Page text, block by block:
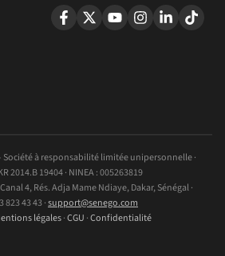
à responsabilité limitée unipersonnelle ·
2014.B 19404 · NINEA : 005263819
4, Rés. Adja Mame Ndiaye, Dakar, Sénégal ·
823 43 43 ·support@senego.com
légales·CGU ·Confidentialité